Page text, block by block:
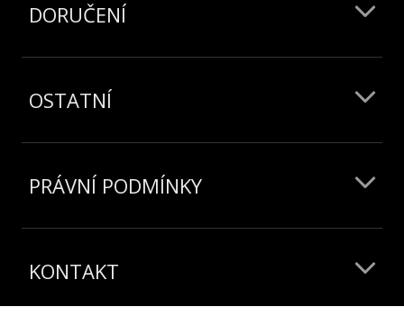
DORUČENÍ
OSTATNÍ
PRÁVNÍ PODMÍNKY
KONTAKT